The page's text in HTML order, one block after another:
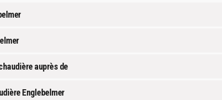
auprès de
Englebelmer